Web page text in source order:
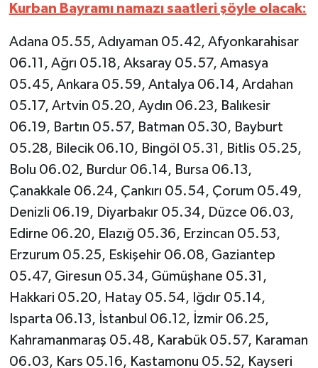
Kurban Bayramı namazı saatleri şöyle olacak:
Adana 05.55, Adıyaman 05.42, Afyonkarahisar
06.11, Ağrı 05.18, Aksaray 05.57, Amasya
05.45, Ankara 05.59, Antalya 06.14, Ardahan
05.17, Artvin 05.20, Aydın 06.23, Balıkesir
06.19, Bartın 05.57, Batman 05.30, Bayburt
05.28, Bilecik 06.10, Bingöl 05.31, Bitlis 05.25,
Bolu 06.02, Burdur 06.14, Bursa 06.13,
Çanakkale 06.24, Çankırı 05.54, Çorum 05.49,
Denizli 06.19, Diyarbakır 05.34, Düzce 06.03,
Edirne 06.20, Elazığ 05.36, Erzincan 05.53,
Erzurum 05.25, Eskişehir 06.08, Gaziantep
05.47, Giresun 05.34, Gümüşhane 05.31,
Hakkari 05.20, Hatay 05.54, Iğdır 05.14,
Isparta 06.13, İstanbul 06.12, İzmir 06.25,
Kahramanmaraş 05.48, Karabük 05.57, Karaman
06.03, Kars 05.16, Kastamonu 05.52, Kayseri